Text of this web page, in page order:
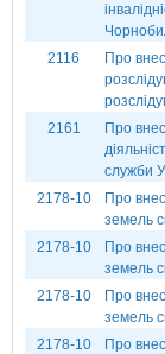
2116
Про
2161
Про
служби
2178-10
Про
земель
2178-10
Про
земель
2178-10
Про
земель
2178-10
Про